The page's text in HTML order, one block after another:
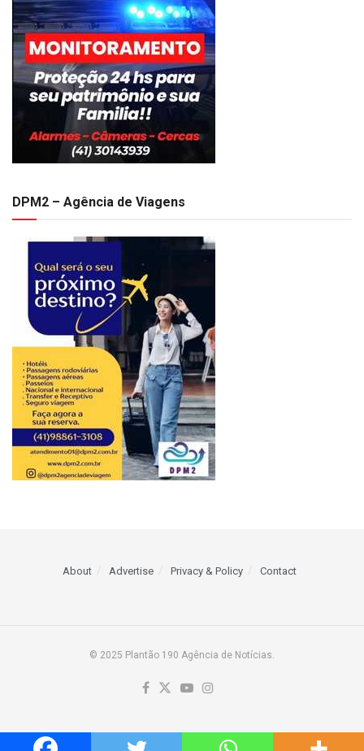
DPM2 – Agência de Viagens
About Advertise Privacy & Policy Contact
© 2025 Plantão 190 Agência de Notícias.